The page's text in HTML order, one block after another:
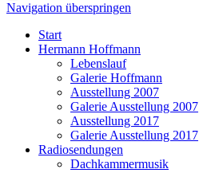
Navigation überspringen
Start
Hermann Hoffmann
Lebenslauf
Galerie Hoffmann
Ausstellung 2007
Galerie Ausstellung 2007
Ausstellung 2017
Galerie Ausstellung 2017
Radiosendungen
Dachkammermusik